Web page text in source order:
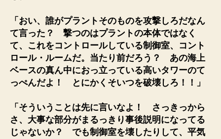
「おい、誰がプラントそのものを攻撃しろだなん
て言った？ 撃つのはプラントの本体ではなく
て、これをコントロールしている制御室、コント
ロール・ルームだ。当たり前だろう？ あの海上
ベースの真ん中におっ立っている高いタワーのて
っぺんだよ！ とにかくそいつを破壊しろ！！」
「そういうことは先に言いなよ！ さっきっから
さ、大事な部分がまるっきり事後説明になってる
じゃないか？ でも制御室を壊したりして、平気